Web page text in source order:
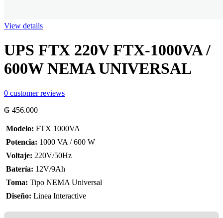
View details
UPS FTX 220V FTX-1000VA /
600W NEMA UNIVERSAL
0 customer reviews
₲ 456.000
 Modelo: FTX 1000VA
 Potencia: 1000 VA / 600 W
 Voltaje: 220V/50Hz
 Batería: 12V/9Ah
Toma: Tipo NEMA Universal
 Diseño: Linea Interactive